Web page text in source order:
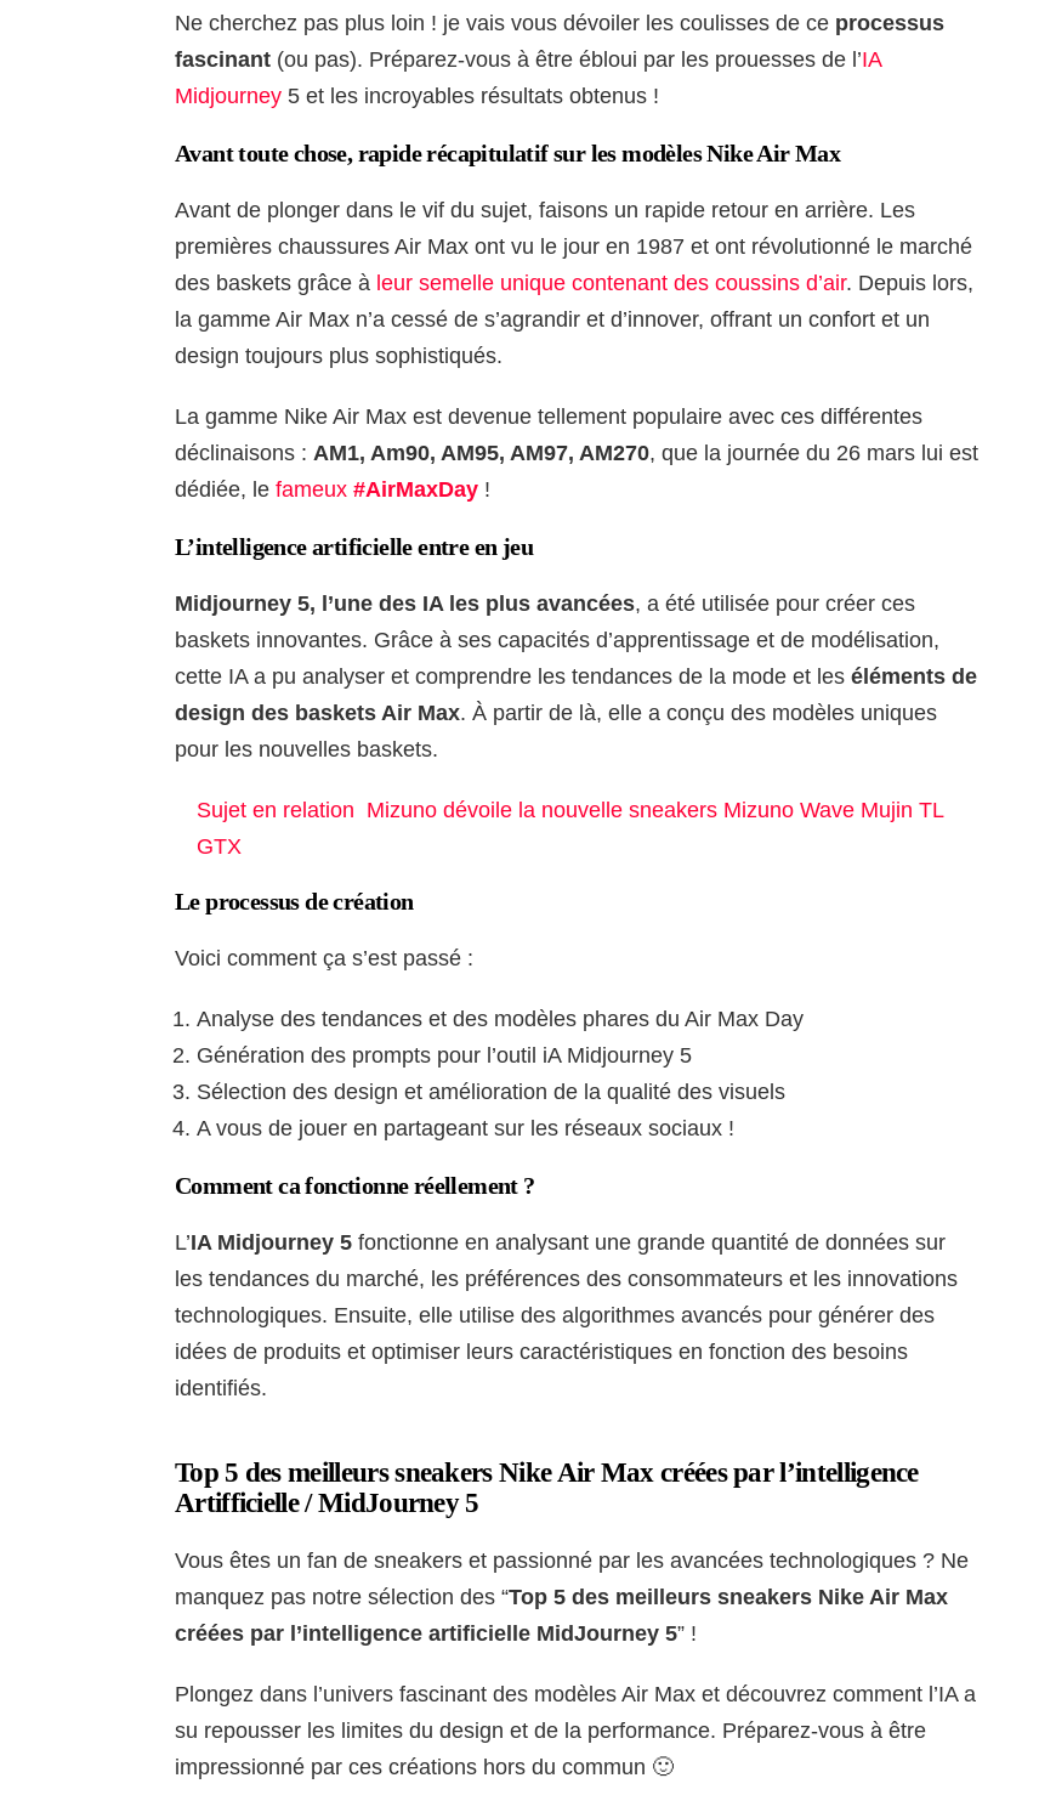
Ne cherchez pas plus loin ! je vais vous dévoiler les coulisses de ce processus
fascinant (ou pas). Préparez-vous à être ébloui par les prouesses de l’IA
Midjourney 5 et les incroyables résultats obtenus !
Avant toute chose, rapide récapitulatif sur les modèles Nike Air Max
Avant de plonger dans le vif du sujet, faisons un rapide retour en arrière. Les
premières chaussures Air Max ont vu le jour en 1987 et ont révolutionné le marché
des baskets grâce à leur semelle unique contenant des coussins d’air. Depuis lors,
la gamme Air Max n’a cessé de s’agrandir et d’innover, offrant un confort et un
design toujours plus sophistiqués.
La gamme Nike Air Max est devenue tellement populaire avec ces différentes
déclinaisons : AM1, Am90, AM95, AM97, AM270, que la journée du 26 mars lui est
dédiée, le fameux #AirMaxDay !
L’intelligence artificielle entre en jeu
Midjourney 5, l’une des IA les plus avancées, a été utilisée pour créer ces
baskets innovantes. Grâce à ses capacités d’apprentissage et de modélisation,
cette IA a pu analyser et comprendre les tendances de la mode et les éléments de
design des baskets Air Max. À partir de là, elle a conçu des modèles uniques
pour les nouvelles baskets.
Sujet en relation Mizuno dévoile la nouvelle sneakers Mizuno Wave Mujin TL
GTX
Le processus de création
Voici comment ça s’est passé :
Analyse des tendances et des modèles phares du Air Max Day
Génération des prompts pour l’outil iA Midjourney 5
Sélection des design et amélioration de la qualité des visuels
A vous de jouer en partageant sur les réseaux sociaux !
Comment ca fonctionne réellement ?
L’IA Midjourney 5 fonctionne en analysant une grande quantité de données sur
les tendances du marché, les préférences des consommateurs et les innovations
technologiques. Ensuite, elle utilise des algorithmes avancés pour générer des
idées de produits et optimiser leurs caractéristiques en fonction des besoins
identifiés.
Top 5 des meilleurs sneakers Nike Air Max créées par l’intelligence
Artifficielle / MidJourney 5
Vous êtes un fan de sneakers et passionné par les avancées technologiques ? Ne
manquez pas notre sélection des “Top 5 des meilleurs sneakers Nike Air Max
créées par l’intelligence artificielle MidJourney 5” !
Plongez dans l’univers fascinant des modèles Air Max et découvrez comment l’IA a
su repousser les limites du design et de la performance. Préparez-vous à être
impressionné par ces créations hors du commun 🙂